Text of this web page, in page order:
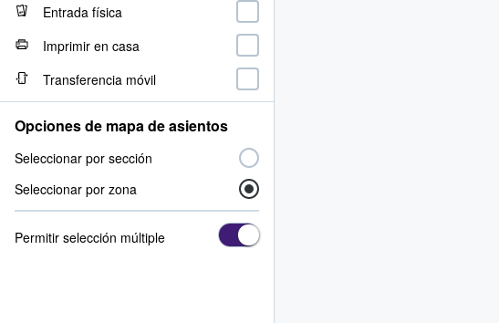
Entrada física
Imprimir en casa
Transferencia móvil
Opciones de mapa de asientos
Seleccionar por sección
Seleccionar por zona
Permitir selección múltiple